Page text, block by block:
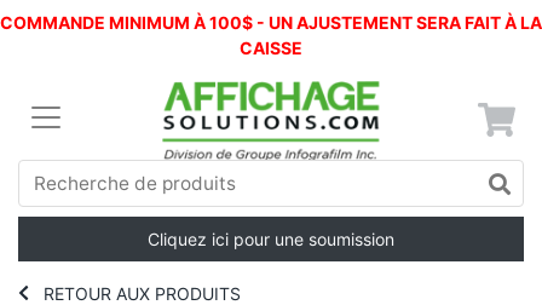
COMMANDE MINIMUM À 100$ - UN AJUSTEMENT SERA FAIT À LA
CAISSE
Cliquez ici pour une soumission
RETOUR AUX PRODUITS